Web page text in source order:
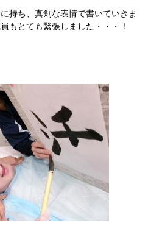
持ち、真剣な表情で書いていきま
もとても緊張しました・・・！